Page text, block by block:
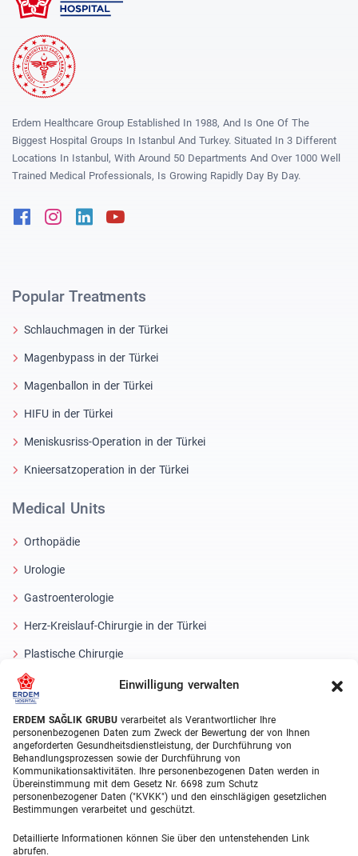
Einwilligung verwalten
ERDEM SAĞLIK GRUBU verarbeitet als Verantwortlicher Ihre
personenbezogenen Daten zum Zweck der Bewertung der von Ihnen
angeforderten Gesundheitsdienstleistung, der Durchführung von
Behandlungsprozessen sowie der Durchführung von
Kommunikationsaktivitäten. Ihre personenbezogenen Daten werden in
Übereinstimmung mit dem Gesetz Nr. 6698 zum Schutz
personenbezogener Daten ("KVKK") und den einschlägigen gesetzlichen
Bestimmungen verarbeitet und geschützt.
Detaillierte Informationen können Sie über den untenstehenden Link
abrufen.
Erdem Healthcare Group Established In 1988, And Is One Of The
Biggest Hospital Groups In Istanbul And Turkey. Situated In 3 Different
Locations In Istanbul, With Around 50 Departments And Over 1000 Well
Trained Medical Professionals, Is Growing Rapidly Day By Day.
FacebookInstagram
Linkedin
Popular Treatments
Schlauchmagen in der Türkei
Magenbypass in der Türkei
Magenballon in der Türkei
HIFU in der Türkei
Meniskusriss-Operation in der Türkei
Knieersatzoperation in der Türkei
Medical Units
Orthopädie
Urologie
Gastroenterologie
Herz-Kreislauf-Chirurgie in der Türkei
Plastische Chirurgie
Haartransplantationsbehandlungen
Laser Eye
About Erdem
Über uns
Medizinische Einheiten